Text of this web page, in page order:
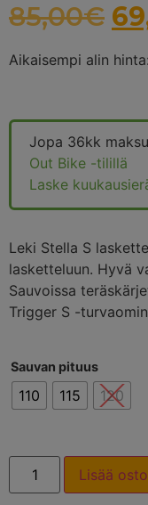
85,00€
Aikaisempi alin hinta:
Jopa 36kk
Out Bike -tilillä
Laske
Leki Stella S
lasketteluun. Hyvä
Sauvoissa
Trigger S -
Sauvan pituus
110 115 120
Lisää